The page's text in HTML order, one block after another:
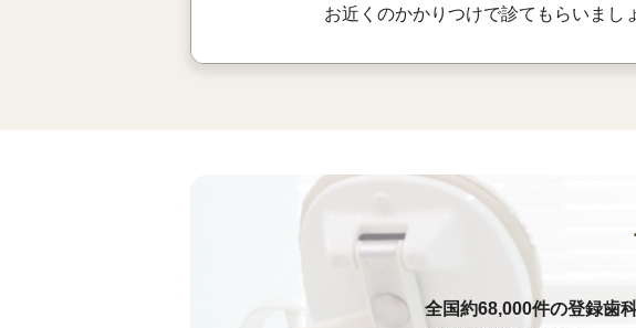
お近くのかかりつけで診てもらいまし
全国約68,000件の登録歯